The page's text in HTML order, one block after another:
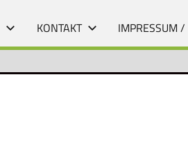
KONTAKT IMPRESSUM /